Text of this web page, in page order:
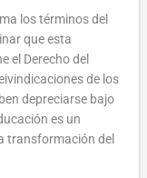
los términos del
que esta
el Derecho del
de los
depreciarse bajo
es un
transformación del